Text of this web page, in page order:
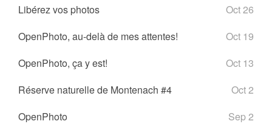
Libérez vos photos
Oct 26
OpenPhoto, au-delà de mes attentes!
Oct 19
OpenPhoto, ça y est!
Oct 13
Réserve naturelle de Montenach #4
Oct 2
OpenPhoto
Sep 2